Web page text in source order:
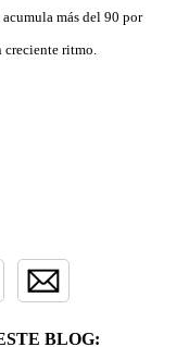
más del 90 por
ritmo.
BLOG: